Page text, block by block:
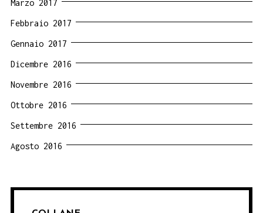
Marzo 2017
Febbraio 2017
Gennaio 2017
Dicembre 2016
Novembre 2016
Ottobre 2016
Settembre 2016
Agosto 2016